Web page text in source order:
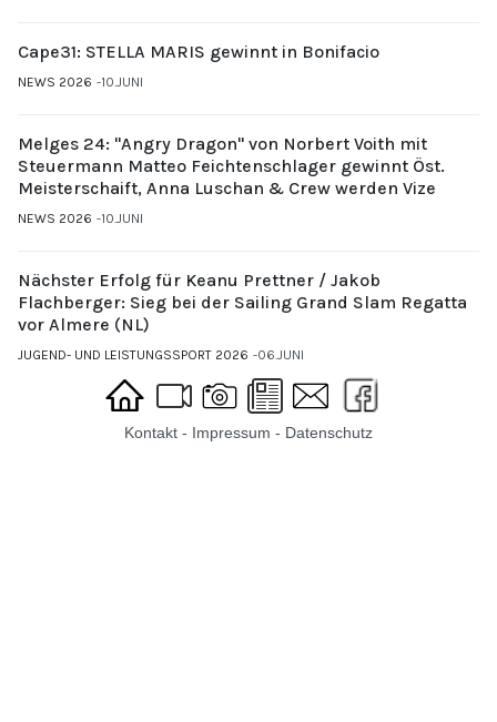
Cape31: STELLA MARIS gewinnt in Bonifacio
NEWS 2026 10.JUNI
Melges 24: "Angry Dragon" von Norbert Voith mit
Steuermann Matteo Feichtenschlager gewinnt Öst.
Meisterschaift, Anna Luschan & Crew werden Vize
NEWS 2026 10.JUNI
Nächster Erfolg für Keanu Prettner / Jakob
Flachberger: Sieg bei der Sailing Grand Slam Regatta
vor Almere (NL)
JUGEND- UND LEISTUNGSSPORT 2026 06.JUNI
Kontakt - Impressum - Datenschutz